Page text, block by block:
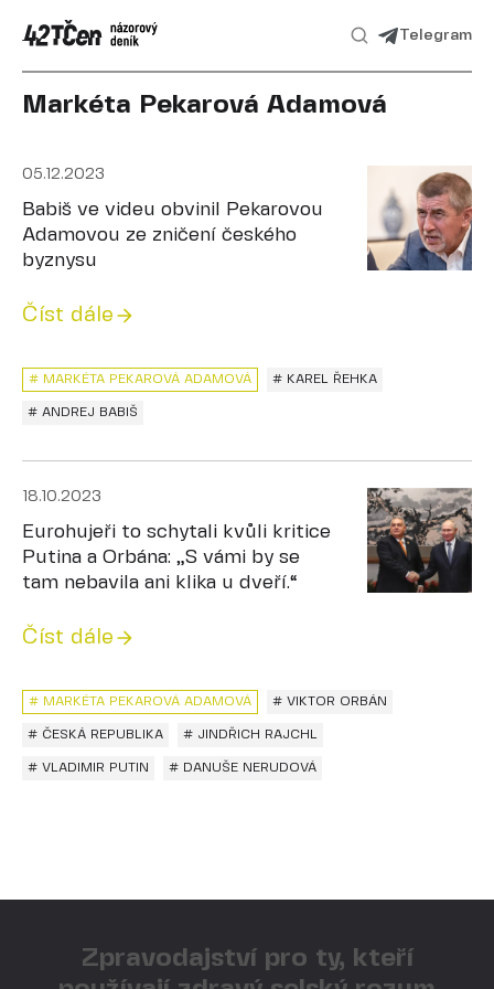
Telegram
Markéta Pekarová Adamová
05.12.2023
Babiš ve videu obvinil Pekarovou
Adamovou ze zničení českého
byznysu
Číst dále
# KAREL ŘEHKA
# MARKÉTA PEKAROVÁ ADAMOVÁ
# ANDREJ BABIŠ
18.10.2023
Eurohujeři to schytali kvůli kritice
Putina a Orbána: „S vámi by se
tam nebavila ani klika u dveří.“
Číst dále
# VIKTOR ORBÁN
# ČESKÁ REPUBLIKA # JINDŘICH RAJCHL
# VLADIMIR PUTIN
# MARKÉTA PEKAROVÁ ADAMOVÁ
# DANUŠE NERUDOVÁ
Zpravodajství pro ty, kteří